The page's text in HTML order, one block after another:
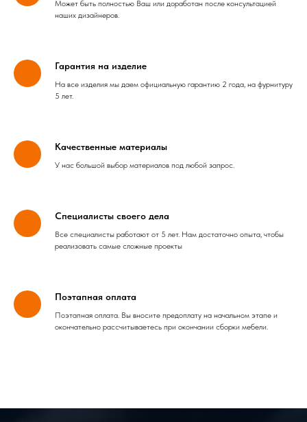
Может быть полностью Ваш или доработан после консультацией
наших дизайнеров.
Гарантия на изделие
На все изделия мы даем официальную гарантию 2 года, на фурнитуру
5 лет.
Качественные материалы
У нас большой выбор материалов под любой запрос.
Специалисты своего дела
Все специалисты работают от 5 лет. Нам достаточно опыта, чтобы
реализовать самые сложные проекты
Поэтапная оплата
Поэтапная оплата. Вы вносите предоплату на начальном этапе и
окончательно рассчитываетесь при окончании сборки мебели.